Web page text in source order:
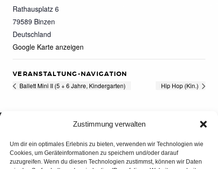
Zustimmung verwalten
Um dir ein optimales Erlebnis zu bieten, verwenden wir Technologien wie
Cookies, um Geräteinformationen zu speichern und/oder darauf
zuzugreifen. Wenn du diesen Technologien zustimmst, können wir Daten
Rathausplatz 6
79589 Binzen
Deutschland
Google Karte anzeigen
VERANSTALTUNG-NAVIGATION
Ballett Mini II (5 + 6 Jahre, Kindergarten) Hip Hop (Kin.)